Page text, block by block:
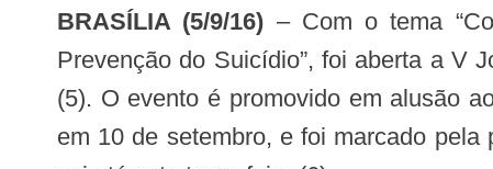
BRASÍLIA (5/9/16) – Com o tema
Prevenção do Suicídio”, foi aberta a V
(5). O evento é promovido em alusão
em 10 de setembro, e foi marcado